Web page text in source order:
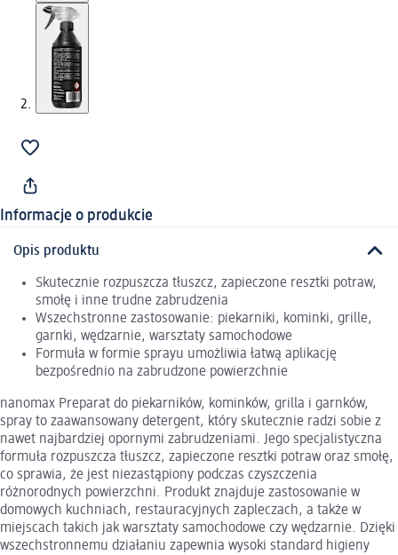
Informacje o produkcie
Opis produktu
Skutecznie rozpuszcza tłuszcz, zapieczone resztki potraw,
smołę i inne trudne zabrudzenia
Wszechstronne zastosowanie: piekarniki, kominki, grille,
garnki, wędzarnie, warsztaty samochodowe
Formuła w formie sprayu umożliwia łatwą aplikację
bezpośrednio na zabrudzone powierzchnie
nanomax Preparat do piekarników, kominków, grilla i garnków,
spray to zaawansowany detergent, który skutecznie radzi sobie z
nawet najbardziej opornymi zabrudzeniami. Jego specjalistyczna
formuła rozpuszcza tłuszcz, zapieczone resztki potraw oraz smołę,
co sprawia, że jest niezastąpiony podczas czyszczenia
różnorodnych powierzchni. Produkt znajduje zastosowanie w
domowych kuchniach, restauracyjnych zapleczach, a także w
miejscach takich jak warsztaty samochodowe czy wędzarnie. Dzięki
wszechstronnemu działaniu zapewnia wysoki standard higieny